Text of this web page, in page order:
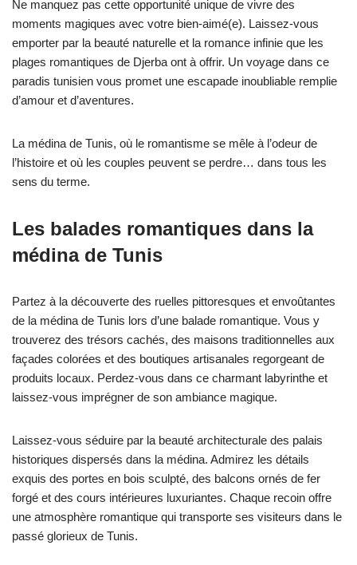
Ne manquez pas cette opportunité unique de vivre des
moments magiques avec votre bien-aimé(e). Laissez-vous
emporter par la beauté naturelle et la romance infinie que les
plages romantiques de Djerba ont à offrir. Un voyage dans ce
paradis tunisien vous promet une escapade inoubliable remplie
d’amour et d’aventures.
La médina de Tunis, où le romantisme se mêle à l’odeur de
l’histoire et où les couples peuvent se perdre… dans tous les
sens du terme.
Les balades romantiques dans la
médina de Tunis
Partez à la découverte des ruelles pittoresques et envoûtantes
de la médina de Tunis lors d’une balade romantique. Vous y
trouverez des trésors cachés, des maisons traditionnelles aux
façades colorées et des boutiques artisanales regorgeant de
produits locaux. Perdez-vous dans ce charmant labyrinthe et
laissez-vous imprégner de son ambiance magique.
Laissez-vous séduire par la beauté architecturale des palais
historiques dispersés dans la médina. Admirez les détails
exquis des portes en bois sculpté, des balcons ornés de fer
forgé et des cours intérieures luxuriantes. Chaque recoin offre
une atmosphère romantique qui transporte ses visiteurs dans le
passé glorieux de Tunis.